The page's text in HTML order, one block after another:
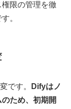
限の管理を徹
。
です。
Difyはノ
ため、初期開